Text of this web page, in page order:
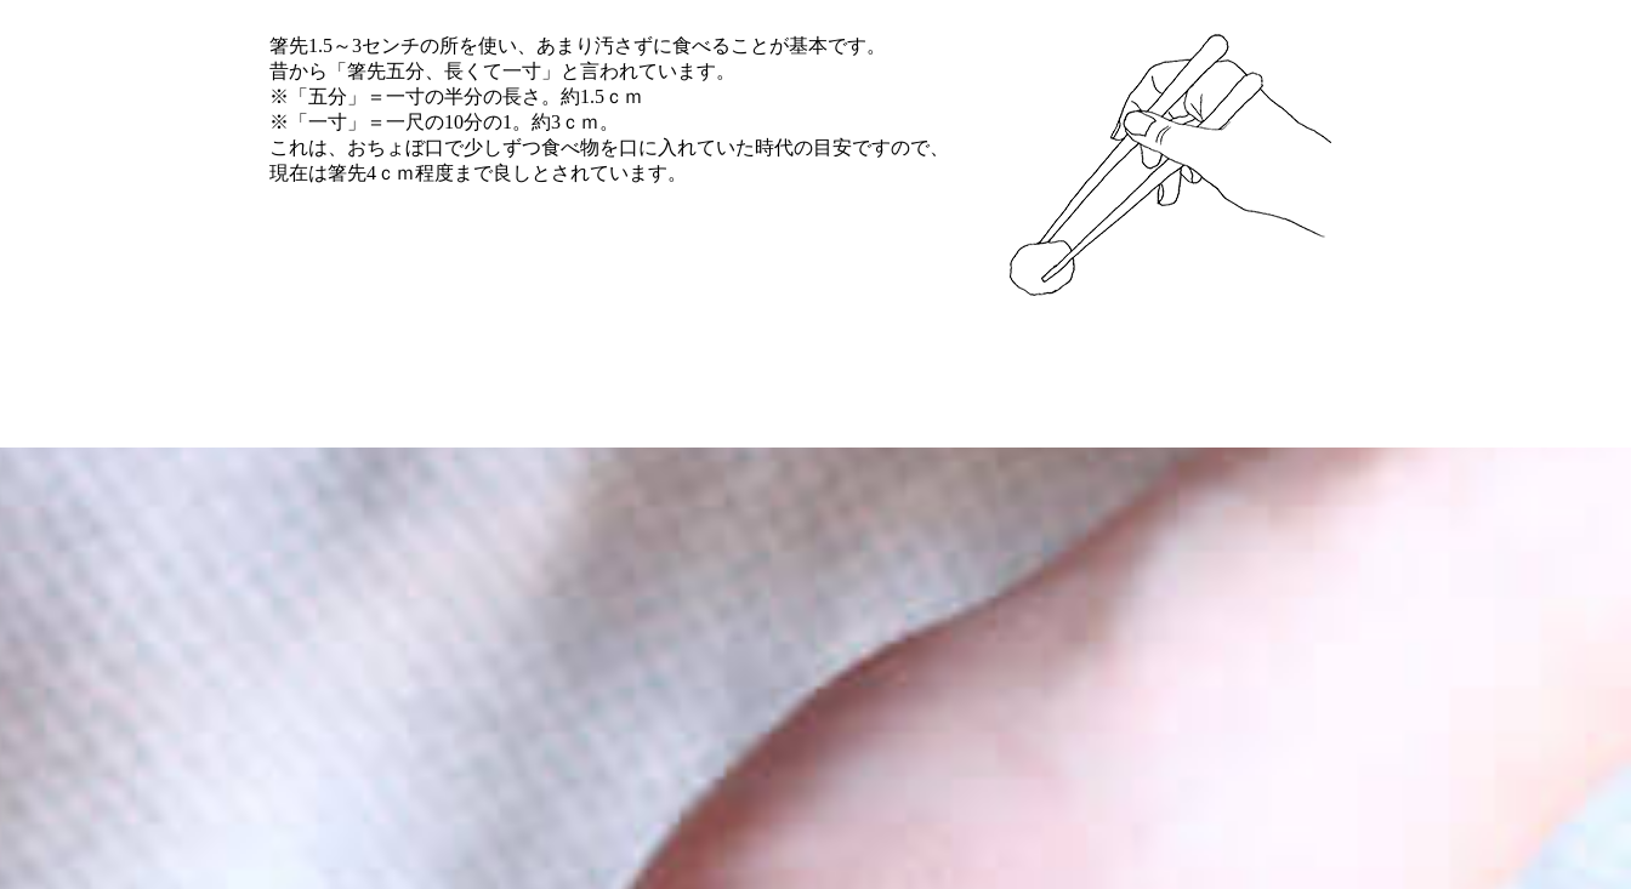
箸先1.5～3センチの所を使い、あまり汚さずに食べることが基本です。
昔から「箸先五分、長くて一寸」と言われています。
※「五分」＝一寸の半分の長さ。約1.5ｃｍ
※「一寸」＝一尺の10分の1。約3ｃｍ。
これは、おちょぼ口で少しずつ食べ物を口に入れていた時代の目安ですので、
現在は箸先4ｃｍ程度まで良しとされています。